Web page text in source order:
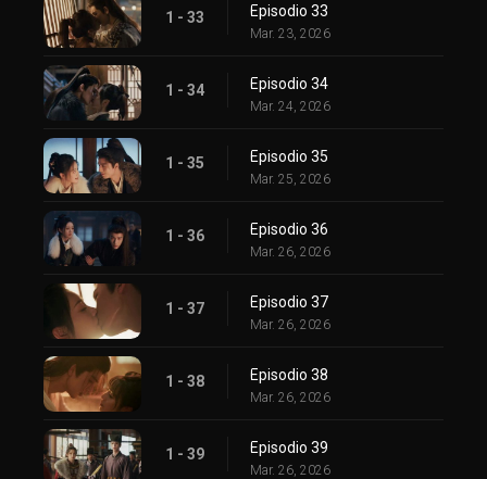
1 - 33 Episodio 33
Mar. 23, 2026
1 - 34 Episodio 34
Mar. 24, 2026
1 - 35 Episodio 35
Mar. 25, 2026
1 - 36 Episodio 36
Mar. 26, 2026
1 - 37 Episodio 37
Mar. 26, 2026
1 - 38 Episodio 38
Mar. 26, 2026
1 - 39 Episodio 39
Mar. 26, 2026